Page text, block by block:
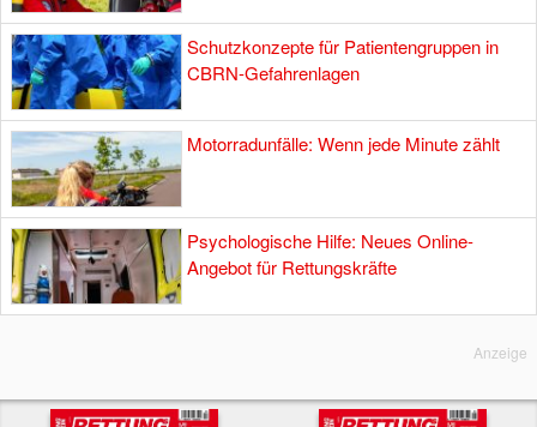
Schutzkonzepte für Patientengruppen in
CBRN-Gefahrenlagen
Motorradunfälle: Wenn jede Minute zählt
Psychologische Hilfe: Neues Online-
Angebot für Rettungskräfte
Anzeige